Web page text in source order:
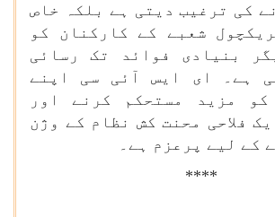
کی ترغیب دیتی ہے بلکہ خاص
شعبے کے کارکنان کو
بنیادی فوائد تک رسائی
ہے۔ ای ایس آئی سی اپنے
کو مزید مستحکم کرنے اور
فلاحی محنت کش نظام کے وژن
کے لیے پرعزم ہے۔
****